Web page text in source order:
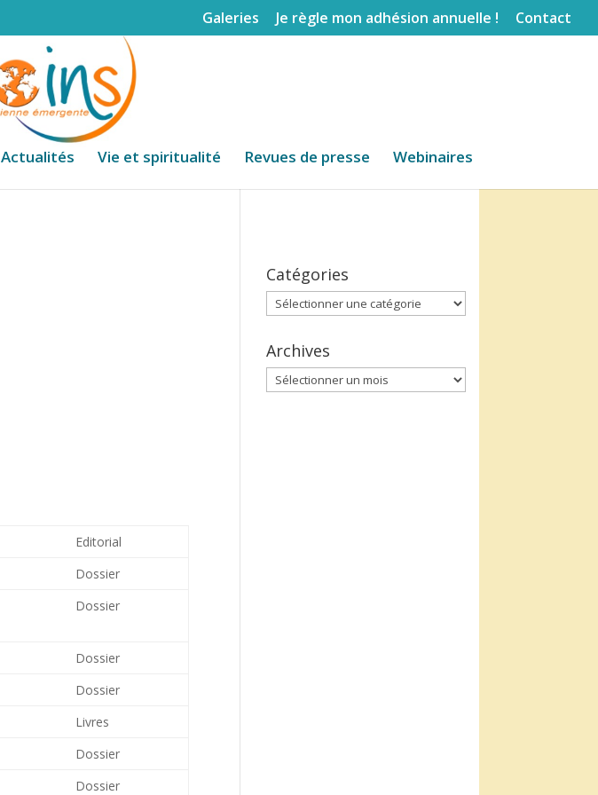
Galeries Je règle mon adhésion annuelle ! Contact
Actualités Vie et spiritualité Revues de presse Webinaires
Editorial
Dossier
Dossier
Dossier
Dossier
Livres
Dossier
Dossier
Catégories
Catégories
Archives
Archives